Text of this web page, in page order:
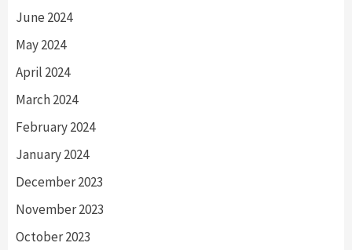
June 2024
May 2024
April 2024
March 2024
February 2024
January 2024
December 2023
November 2023
October 2023